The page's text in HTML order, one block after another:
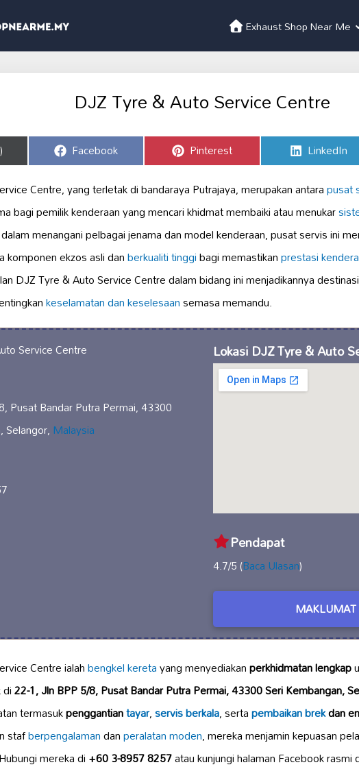
Exhaust Shop Near Me
DJZ Tyre & Auto Service Centre
Share
on
Facebook Share
on
Pinterest Share
on
LinkedIn
Centre, yang terletak di bandaraya Putrajaya, merupakan antarapusat
bagi pemilik kenderaan yang mencari khidmat membaiki atau menukar
menangani pelbagai jenama dan model kenderaan, pusat servis ini
komponen ekzos asli danberkualiti tinggibagi memastikanprestasi
DJZ Tyre & Auto Service Centre dalam bidang ini menjadikannya
keselamatan dan keselesaansemasa memandu.
Pusat Bandar Putra Permai, 43300
Selangor,Malaysia
Lokasi DJZ Tyre & Auto
Pendapat
4.7/5 (Baca Ulasan)
Centre ialahbengkel keretayang menyediakanperkhidmatan lengkap
22-1, Jln BPP 5/8, Pusat Bandar Putra Permai, 43300 Seri Kembangan,
termasukpenggantiantayar,servis berkala, sertapembaikan brekdan
stafberpengalamandanperalatan moden, mereka menjamin kepuasan
mereka di+60 3-8957 8257atau kunjungi halaman Facebook rasmi